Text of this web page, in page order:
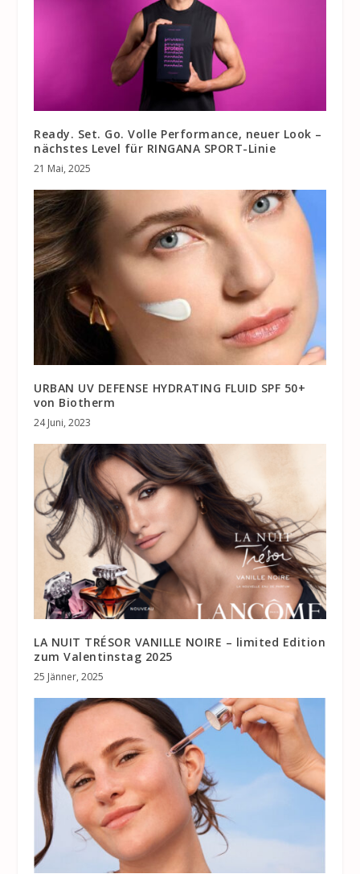
Ready. Set. Go. Volle Performance, neuer Look –
nächstes Level für RINGANA SPORT-Linie
21 Mai, 2025
URBAN UV DEFENSE HYDRATING FLUID SPF 50+
von Biotherm
24 Juni, 2023
LA NUIT TRÉSOR VANILLE NOIRE – limited Edition
zum Valentinstag 2025
25 Jänner, 2025